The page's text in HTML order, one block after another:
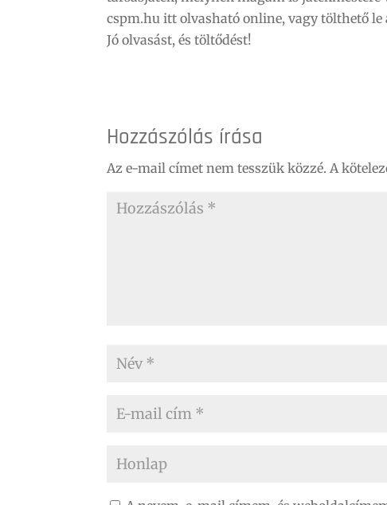
cspm.hu itt olvasható online, vagy tölthető le
Jó olvasást, és töltődést!
Hozzászólás írása
Az e-mail címet nem tesszük közzé. A